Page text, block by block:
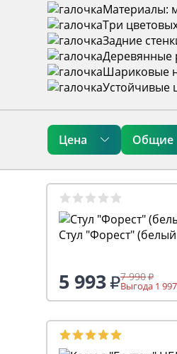
Материалы:
Три
Задние
Деревянные
Шариковые
Устойчивые
Цена Общие
Стул "Форест"
5 993 7 990
Выгода 1 997